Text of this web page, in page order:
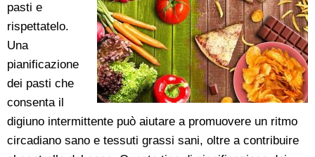
pasti e
rispettatelo.
Una
pianificazione
dei pasti che
consenta il
digiuno intermittente può aiutare a promuovere un ritmo
circadiano sano e tessuti grassi sani, oltre a contribuire